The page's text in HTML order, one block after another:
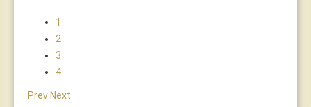
1
2
3
4
PrevNext